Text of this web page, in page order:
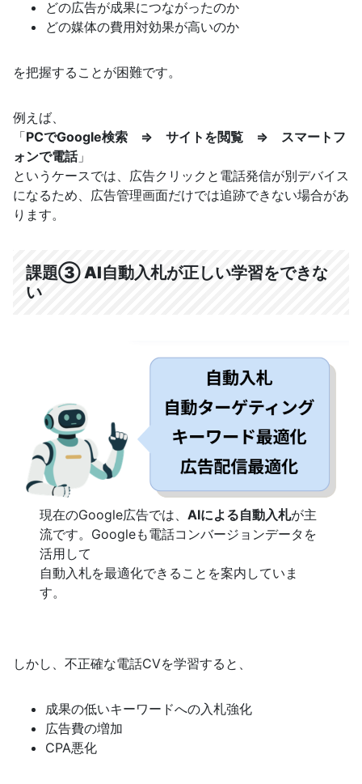
どの広告が成果につながったのか
どの媒体の費用対効果が高いのか
を把握することが困難です。
例えば、
「PCでGoogle検索 ⇒ サイトを閲覧 ⇒ スマートフ
ォンで電話」
というケースでは、広告クリックと電話発信が別デバイス
になるため、広告管理画面だけでは追跡できない場合があ
ります。
課題③ AI自動入札が正しい学習をできな
い
現在のGoogle広告では、AIによる自動入札が主
流です。Googleも電話コンバージョンデータを
活用して
自動入札を最適化できることを案内していま
す。
しかし、不正確な電話CVを学習すると、
成果の低いキーワードへの入札強化
広告費の増加
CPA悪化